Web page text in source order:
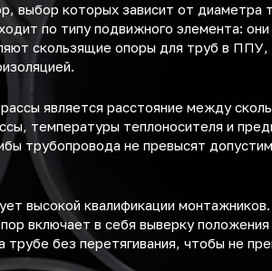
выбор которых зависит от диаметра
по типу подвижного элемента:
скользящие опоры для труб в
является расстояние между
температуры теплоносителя и
трубопровода не превысят
высокой квалификации
включает в себя выверку
трубе без перетягивания, чтобы не